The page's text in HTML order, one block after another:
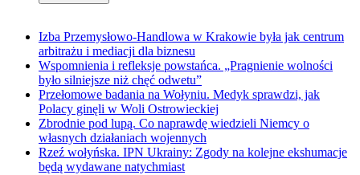
Izba Przemysłowo-Handlowa w Krakowie była jak centrum
arbitrażu i mediacji dla biznesu
Wspomnienia i refleksje powstańca. „Pragnienie wolności
było silniejsze niż chęć odwetu”
Przełomowe badania na Wołyniu. Medyk sprawdzi, jak
Polacy ginęli w Woli Ostrowieckiej
Zbrodnie pod lupą. Co naprawdę wiedzieli Niemcy o
własnych działaniach wojennych
Rzeź wołyńska. IPN Ukrainy: Zgody na kolejne ekshumacje
będą wydawane natychmiast